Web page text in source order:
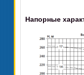
Напорные